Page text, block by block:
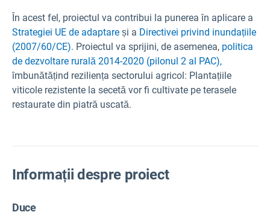
În acest fel, proiectul va contribui la punerea în aplicare a
Strategiei UE de adaptare și a Directivei privind inundațiile
(2007/60/CE). Proiectul va sprijini, de asemenea, politica
de dezvoltare rurală 2014-2020 (pilonul 2 al PAC),
îmbunătățind reziliența sectorului agricol: Plantațiile
viticole rezistente la secetă vor fi cultivate pe terasele
restaurate din piatră uscată.
Informații despre proiect
Duce